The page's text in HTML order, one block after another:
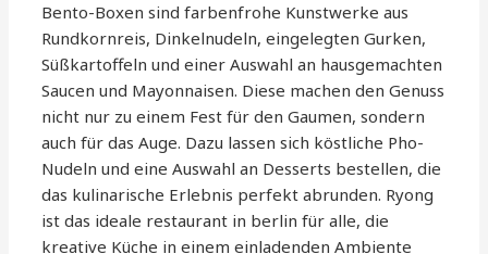
Bento-Boxen sind farbenfrohe Kunstwerke aus
Rundkornreis, Dinkelnudeln, eingelegten Gurken,
Süßkartoffeln und einer Auswahl an hausgemachten
Saucen und Mayonnaisen. Diese machen den Genuss
nicht nur zu einem Fest für den Gaumen, sondern
auch für das Auge. Dazu lassen sich köstliche Pho-
Nudeln und eine Auswahl an Desserts bestellen, die
das kulinarische Erlebnis perfekt abrunden. Ryong
ist das ideale restaurant in berlin für alle, die
kreative Küche in einem einladenden Ambiente